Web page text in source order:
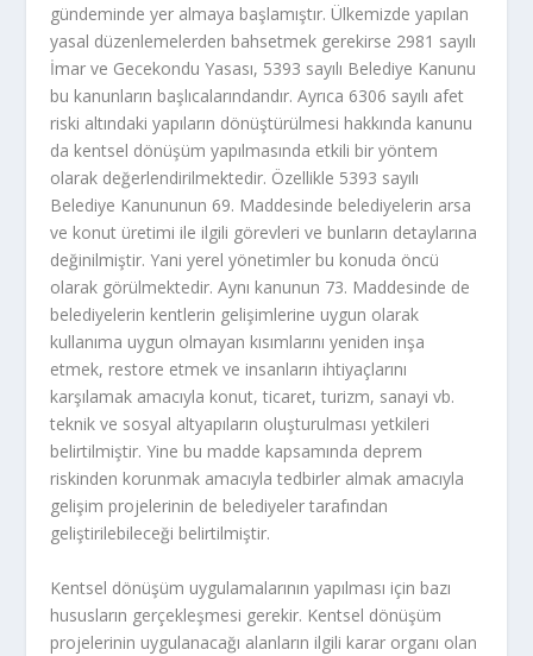
gündeminde yer almaya başlamıştır. Ülkemizde yapılan
yasal düzenlemelerden bahsetmek gerekirse 2981 sayılı
İmar ve Gecekondu Yasası, 5393 sayılı Belediye Kanunu
bu kanunların başlıcalarındandır. Ayrıca 6306 sayılı afet
riski altındaki yapıların dönüştürülmesi hakkında kanunu
da kentsel dönüşüm yapılmasında etkili bir yöntem
olarak değerlendirilmektedir. Özellikle 5393 sayılı
Belediye Kanununun 69. Maddesinde belediyelerin arsa
ve konut üretimi ile ilgili görevleri ve bunların detaylarına
değinilmiştir. Yani yerel yönetimler bu konuda öncü
olarak görülmektedir. Aynı kanunun 73. Maddesinde de
belediyelerin kentlerin gelişimlerine uygun olarak
kullanıma uygun olmayan kısımlarını yeniden inşa
etmek, restore etmek ve insanların ihtiyaçlarını
karşılamak amacıyla konut, ticaret, turizm, sanayi vb.
teknik ve sosyal altyapıların oluşturulması yetkileri
belirtilmiştir. Yine bu madde kapsamında deprem
riskinden korunmak amacıyla tedbirler almak amacıyla
gelişim projelerinin de belediyeler tarafından
geliştirilebileceği belirtilmiştir.
Kentsel dönüşüm uygulamalarının yapılması için bazı
hususların gerçekleşmesi gerekir. Kentsel dönüşüm
projelerinin uygulanacağı alanların ilgili karar organı olan